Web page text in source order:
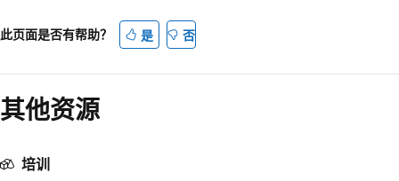
此页面是否有帮助？ 是 否
其他资源
培训